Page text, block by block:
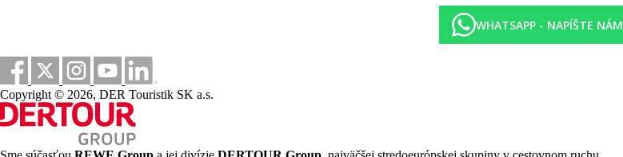
WHATSAPP - NAPÍŠTE NÁM
Copyright © 2026, DER Touristik SK a.s.